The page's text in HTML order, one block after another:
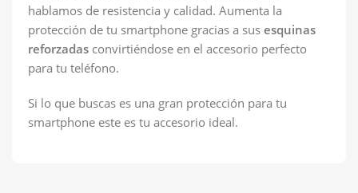
hablamos de resistencia y calidad. Aumenta la
protección de tu smartphone gracias a sus esquinas
reforzadas convirtiéndose en el accesorio perfecto
para tu teléfono.
Si lo que buscas es una gran protección para tu
smartphone este es tu accesorio ideal.